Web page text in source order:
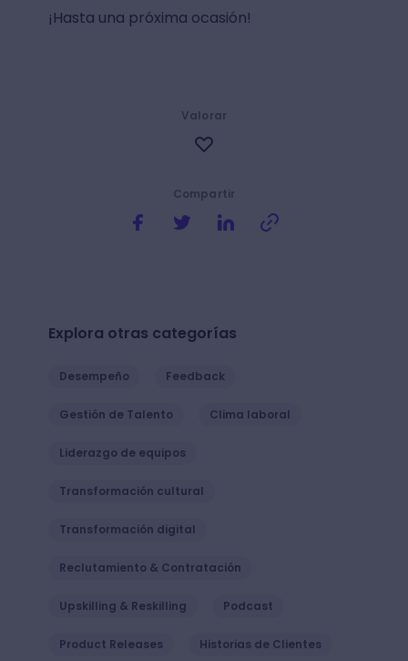
¡Hasta una próxima ocasión!
Compartir
Valorar
Explora otras categorías
Desempeño Feedback
Gestión de Talento Clima laboral
Liderazgo de equipos
Transformación cultural
Transformación digital
Reclutamiento & Contratación
Upskilling & Reskilling Podcast
Product Releases Historias de Clientes